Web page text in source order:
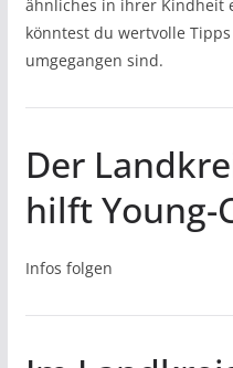
ähnliches in ihrer Kindheit
könntest du wertvolle
umgegangen sind.
Der
hilft Young-
Infos folgen